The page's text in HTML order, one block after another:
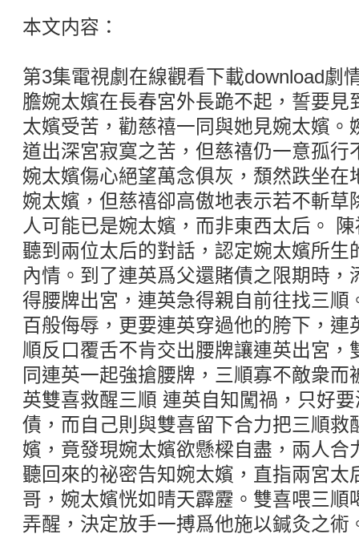
本文内容：
第3集電視劇在線觀看下載download劇
膽婉太嬪在長春宮外長跪不起，誓要見
太嬪受苦，勸慈禧一同與她見婉太嬪。
道出深宮寂寞之苦，但慈禧仍一意孤行
婉太嬪傷心絕望萬念俱灰，頹然跌坐在
婉太嬪，但慈禧卻高傲地表示若不斬草
人可能已是婉太嬪，而非東西太后。
聽到兩位太后的對話，認定婉太嬪所生
內情。到了連英爲父還賭債之限期時，
得腰牌出宮，連英急得親自前往找三順
百般侮辱，更要連英穿過他的胯下，連
順反口覆舌不肯交出腰牌讓連英出宮，
同連英一起強搶腰牌，三順寡不敵衆而
英雙喜救醒三順 連英自知闖禍，只好
債，而自己則與雙喜留下合力把三順救
嬪，竟發現婉太嬪欲懸樑自盡，兩人合
聽回來的祕密告知婉太嬪，直指兩宮太
哥，婉太嬪恍如晴天霹靂。雙喜喂三順
弄醒，決定放手一搏爲他施以鍼灸之術